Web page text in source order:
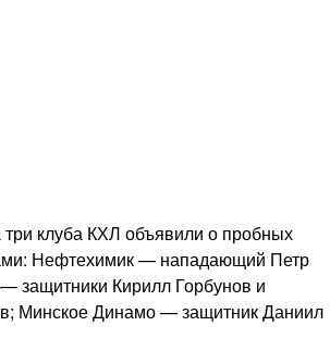
три клуба КХЛ объявили о пробных
Нефтехимик — нападающий Петр
защитники Кирилл Горбунов и
Минское Динамо — защитник Даниил